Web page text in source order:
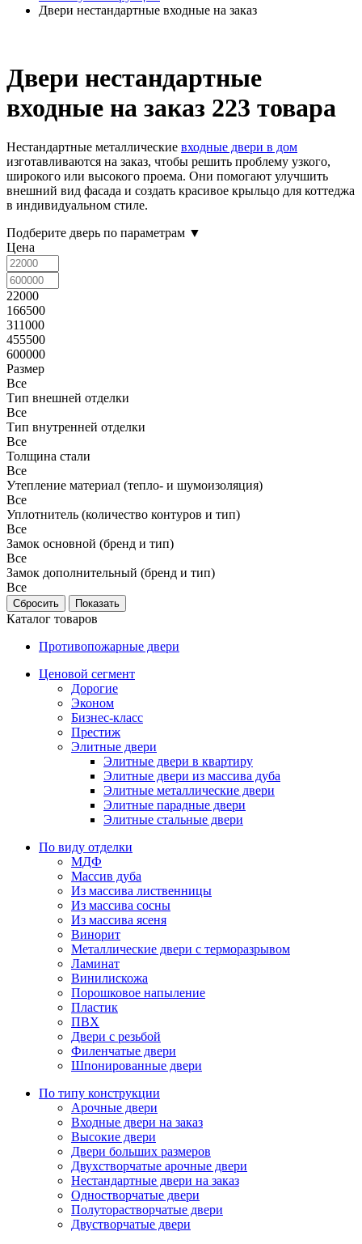
Двери нестандартные входные на заказ
Двери нестандартные
входные на заказ 223 товара
Нестандартные металлические входные двери в дом
изготавливаются на заказ, чтобы решить проблему узкого,
широкого или высокого проема. Они помогают улучшить
внешний вид фасада и создать красивое крыльцо для коттеджа
в индивидуальном стиле.
Подберите дверь по параметрам ▼
Цена
22000
166500
311000
455500
600000
Размер
Все
Тип внешней отделки
Все
Тип внутренней отделки
Все
Толщина стали
Все
Утепление материал (тепло- и шумоизоляция)
Все
Уплотнитель (количество контуров и тип)
Все
Замок основной (бренд и тип)
Все
Замок дополнительный (бренд и тип)
Все
Каталог товаров
Противопожарные двери
Ценовой сегмент
Дорогие
Эконом
Бизнес-класс
Престиж
Элитные двери
Элитные двери в квартиру
Элитные двери из массива дуба
Элитные металлические двери
Элитные парадные двери
Элитные стальные двери
По виду отделки
МДФ
Массив дуба
Из массива лиственницы
Из массива сосны
Из массива ясеня
Винорит
Металлические двери с терморазрывом
Ламинат
Винилискожа
Порошковое напыление
Пластик
ПВХ
Двери с резьбой
Филенчатые двери
Шпонированные двери
По типу конструкции
Арочные двери
Входные двери на заказ
Высокие двери
Двери больших размеров
Двухстворчатые арочные двери
Нестандартные двери на заказ
Одностворчатые двери
Полуторастворчатые двери
Двустворчатые двери